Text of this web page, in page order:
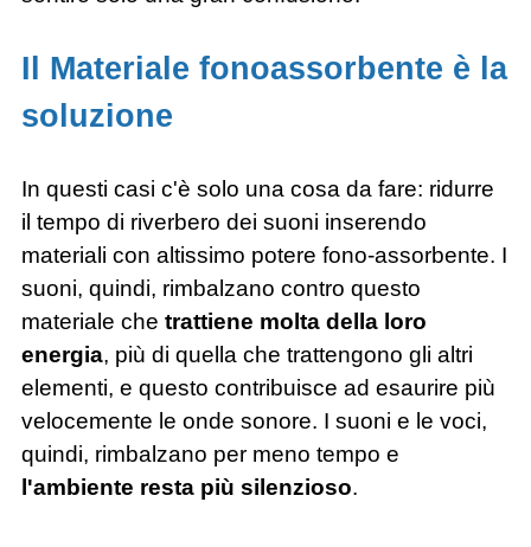
Il Materiale fonoassorbente è la
soluzione
In questi casi c'è solo una cosa da fare: ridurre
il tempo di riverbero dei suoni inserendo
materiali con altissimo potere fono-assorbente. I
suoni, quindi, rimbalzano contro questo
materiale che trattiene molta della loro
energia, più di quella che trattengono gli altri
elementi, e questo contribuisce ad esaurire più
velocemente le onde sonore. I suoni e le voci,
quindi, rimbalzano per meno tempo e
l'ambiente resta più silenzioso.